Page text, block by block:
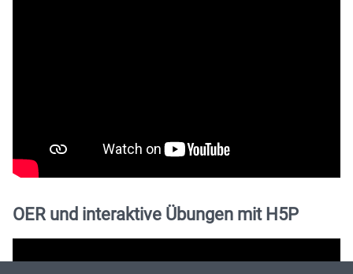
OER und interaktive Übungen mit H5P